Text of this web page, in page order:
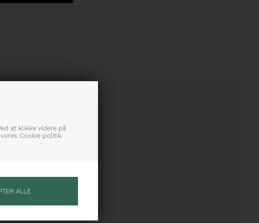
at klikke videre på
Cookie politik.